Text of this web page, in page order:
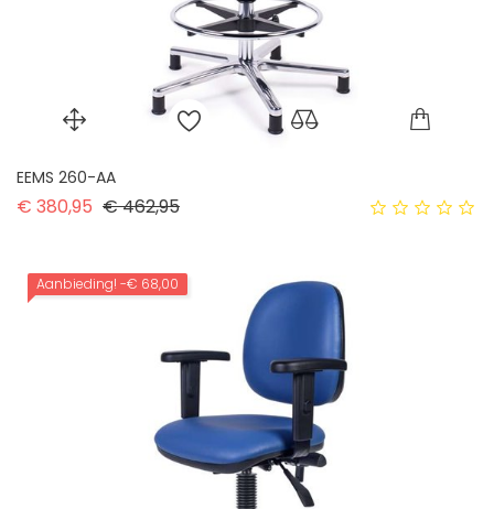
EEMS 260-AA
€ 380,95 Normale prijs
€ 462,95Prijs
Aanbieding! -€ 68,00